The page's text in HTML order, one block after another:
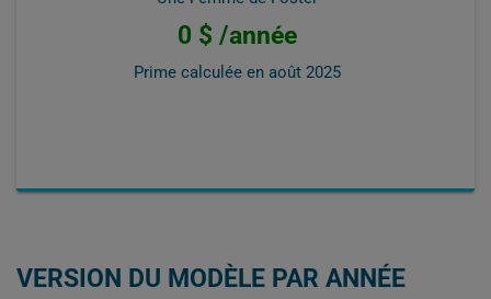
0 $ /année
Prime calculée en août 2025
VERSION DU MODÈLE PAR ANNÉE